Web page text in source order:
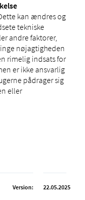
kan ændres og
tekniske
andre faktorer,
nøjagtigheden
rimelig indsats for
er ikke ansvarlig
pådrager sig
eller
Version: 22.05.2025